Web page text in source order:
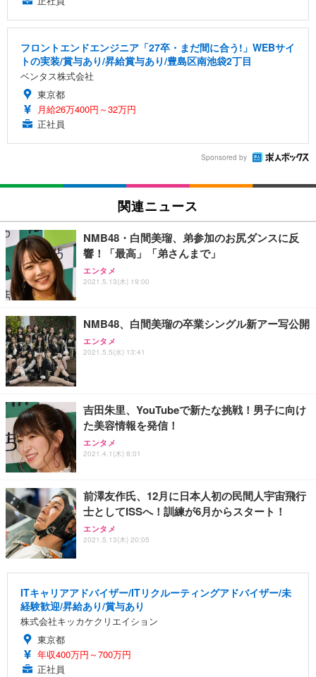
フロントエンドエンジニア「27卒・まだ間に合う!」WEBサイ
トの実装/賞与あり/昇給賞与あり/豊島区南池袋2丁目
ベンタス株式会社
東京都
月給26万400円～32万円
正社員
Sponsored by
関連ニュース
NMB48・白間美瑠、弟参加のお尻ダンスに反
響！「最高」「弟さんまで」
エンタメ
2021.5.13(木) 19:00
NMB48、白間美瑠の卒業シングル新アー写公開
エンタメ
2021.5.5(水) 13:41
吉田朱里、YouTubeで新たな挑戦！男子に向け
た美容情報を発信！
エンタメ
2021.4.1(木) 8:01
前澤友作氏、12月に日本人初の民間人宇宙飛行
士としてISSへ！訓練が6月からスタート！
エンタメ
2021.5.13(木) 20:05
ITキャリアアドバイザー/ITリクルーティングアドバイザー/未
経験歓迎/昇給あり/賞与あり
株式会社キッカケクリエイション
東京都
年収400万円～700万円
正社員